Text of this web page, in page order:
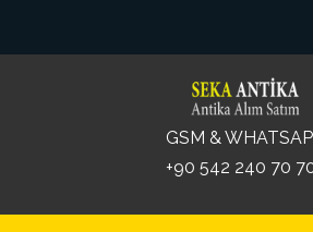
GSM &
+90 542 240 70